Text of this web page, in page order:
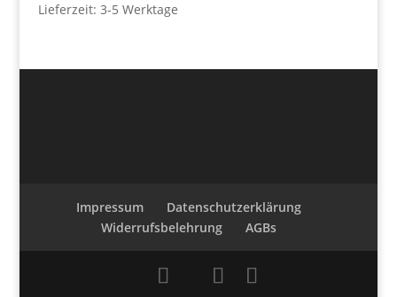
Lieferzeit: 3-5 Werktage
Impressum
Datenschutzerklärung
Widerrufsbelehrung
AGBs